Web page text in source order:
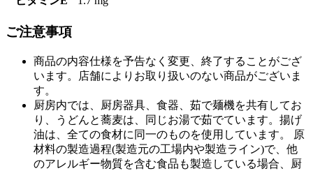
ご注意事項
商品の内容仕様を予告なく変更、終了することがござ
います。店舗によりお取り扱いのない商品がございま
す。
厨房内では、厨房器具、食器、茹で麺機を共有してお
り、うどんと蕎麦は、同じお湯で茹でています。揚げ
油は、全ての食材に同一のものを使用しています。 原
材料の製造過程(製造元の工場内や製造ライン)で、他
のアレルギー物質を含む食品も製造している場合、厨